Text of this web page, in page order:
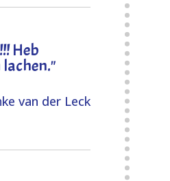
Heb
van der Leck